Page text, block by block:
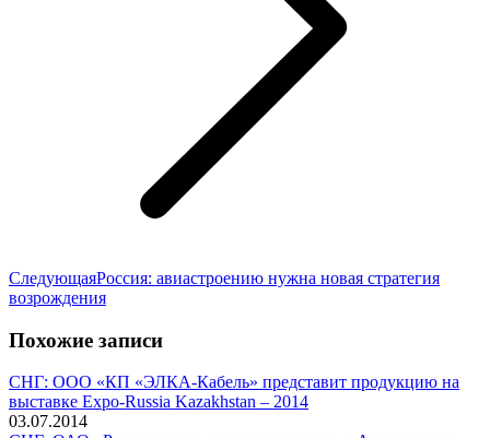
СледующаяСледующая
запись:
Россия: авиастроению нужна новая стратегия
возрождения
Похожие записи
СНГ: ООО «КП «ЭЛКА-Кабель» представит продукцию на
выставке Expo-Russia Kazakhstan – 2014
03.07.2014